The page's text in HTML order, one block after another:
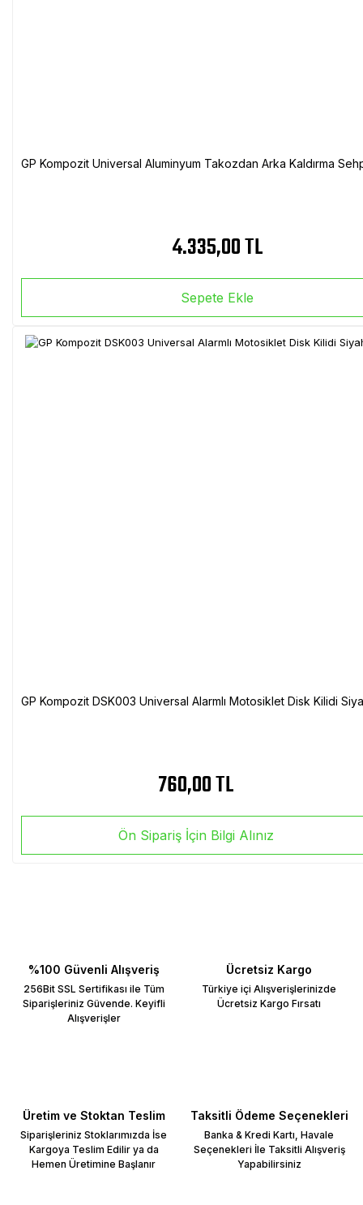
GP Kompozit Universal Aluminyum Takozdan Arka Kaldırma
4.335,00 TL
Sepete Ekle
GP Kompozit DSK003 Universal Alarmlı Motosiklet Disk Kilidi
760,00 TL
Ön Sipariş İçin Bilgi Alınız
%100 Güvenli Alışveriş
256Bit SSL Sertifikası ile Tüm
Siparişleriniz Güvende. Keyifli
Alışverişler
Ücretsiz Kargo
Türkiye içi Alışverişlerinizde
Ücretsiz Kargo Fırsatı
Üretim ve Stoktan Teslim
Siparişleriniz Stoklarımızda İse
Kargoya Teslim Edilir ya da
Hemen Üretimine Başlanır
Taksitli Ödeme Seçenekleri
Banka & Kredi Kartı, Havale
Seçenekleri İle Taksitli Alışveriş
Yapabilirsiniz